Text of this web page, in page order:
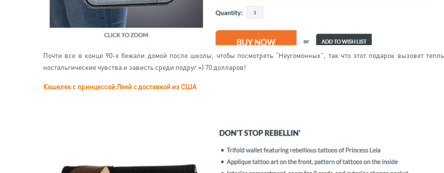
Почти все в конце 90-х бежали домой после школы, чтобы посмотреть “Неугомонных”, так что этот подарок вызовет
ностальгические чувства и зависть среди подруг =) 70 долларов!
Кошелек с принцессой Леей с доставкой из США